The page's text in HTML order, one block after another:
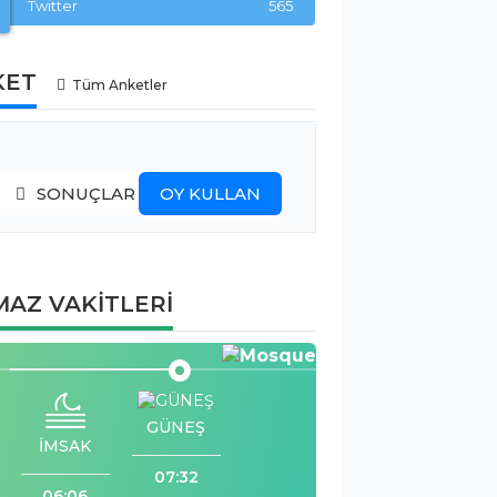
Twitter 565
Tüm Anketler
SONUÇLAR OY KULLAN
VAKİTLERİ
İMSAK
GÜNEŞ
07:32